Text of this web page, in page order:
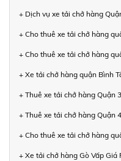
+ Dịch vụ xe tải chở hàng
+ Cho thuê xe tải chở hàng
+ Cho thuê xe tải chở hàng
+ Xe tải chở hàng quận Bình
+ Thuê xe tải chở hàng Quận
+ Thuê xe tải chở hàng Quận
+ Cho thuê xe tải chở hàng
+ Xe tải chở hàng Gò Vấp Giá